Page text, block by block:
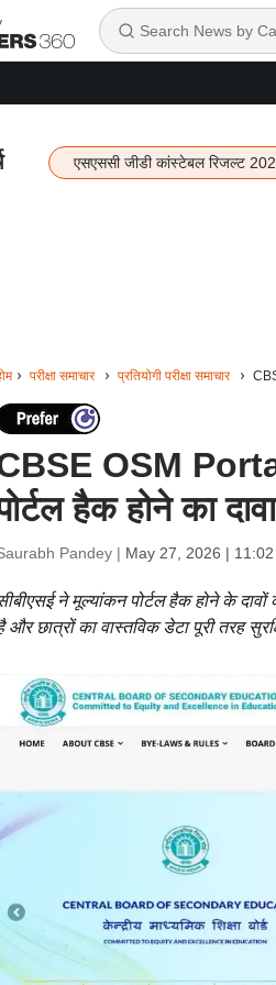
एसएससी जीडी कांस्टेबल रिजल्ट
परीक्षा समाचार प्रतियोगी परीक्षा समाचार
OSM
हैक होने का
Pandey | May 27, 2026 |
ने मूल्यांकन पोर्टल हैक होने के
और छात्रों का वास्तविक डेटा पूरी तरह